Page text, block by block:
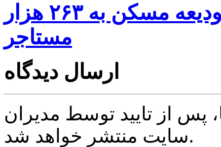
پرداخت ۵۰ همت وام ودیعه مسکن به ۲۶۳ هزار
مستاجر
ارسال دیدگاه
از تایید توسط مدیران
سایت منتشر خواهد شد.